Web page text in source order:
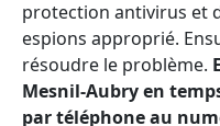
protection antivirus et
espions approprié.
résoudre le problème.
Mesnil-Aubry en
par téléphone au